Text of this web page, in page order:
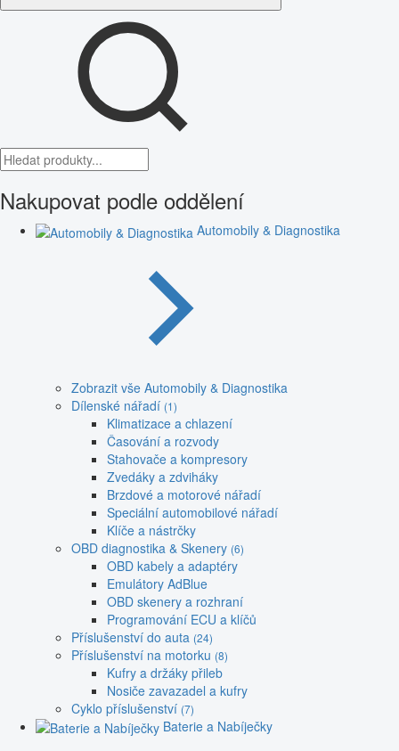
Nakupovat podle oddělení
Automobily & Diagnostika
Zobrazit vše Automobily & Diagnostika
Dílenské nářadí (1)
Klimatizace a chlazení
Časování a rozvody
Stahovače a kompresory
Zvedáky a zdviháky
Brzdové a motorové nářadí
Speciální automobilové nářadí
Klíče a nástrčky
OBD diagnostika & Skenery (6)
OBD kabely a adaptéry
Emulátory AdBlue
OBD skenery a rozhraní
Programování ECU a klíčů
Příslušenství do auta (24)
Příslušenství na motorku (8)
Kufry a držáky přileb
Nosiče zavazadel a kufry
Cyklo příslušenství (7)
Baterie a Nabíječky